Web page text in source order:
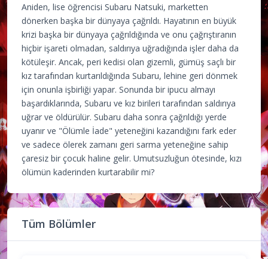
Aniden, lise öğrencisi Subaru Natsuki, marketten
dönerken başka bir dünyaya çağrıldı. Hayatının en büyük
krizi başka bir dünyaya çağrıldığında ve onu çağrıştıranın
hiçbir işareti olmadan, saldırıya uğradığında işler daha da
kötüleşir. Ancak, peri kedisi olan gizemli, gümüş saçlı bir
kız tarafından kurtarıldığında Subaru, lehine geri dönmek
için onunla işbirliği yapar. Sonunda bir ipucu almayı
başardıklarında, Subaru ve kız birileri tarafından saldırıya
uğrar ve öldürülür. Subaru daha sonra çağrıldığı yerde
uyanır ve "Ölümle İade" yeteneğini kazandığını fark eder
ve sadece ölerek zamanı geri sarma yeteneğine sahip
çaresiz bir çocuk haline gelir. Umutsuzluğun ötesinde, kızı
ölümün kaderinden kurtarabilir mi?
Tüm Bölümler